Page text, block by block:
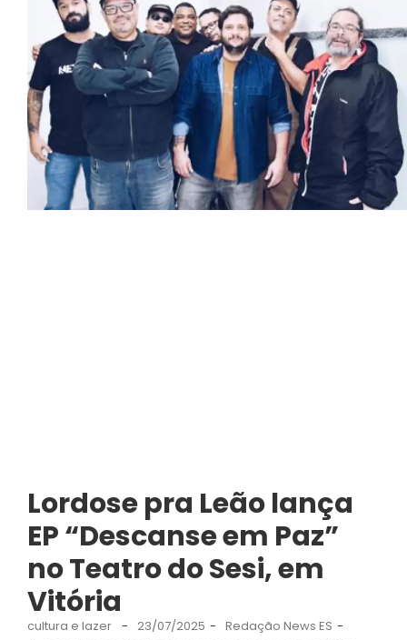
Lordose pra Leão lança
EP “Descanse em Paz”
no Teatro do Sesi, em
Vitória
cultura e lazer - 23/07/2025 - Redação News ES -